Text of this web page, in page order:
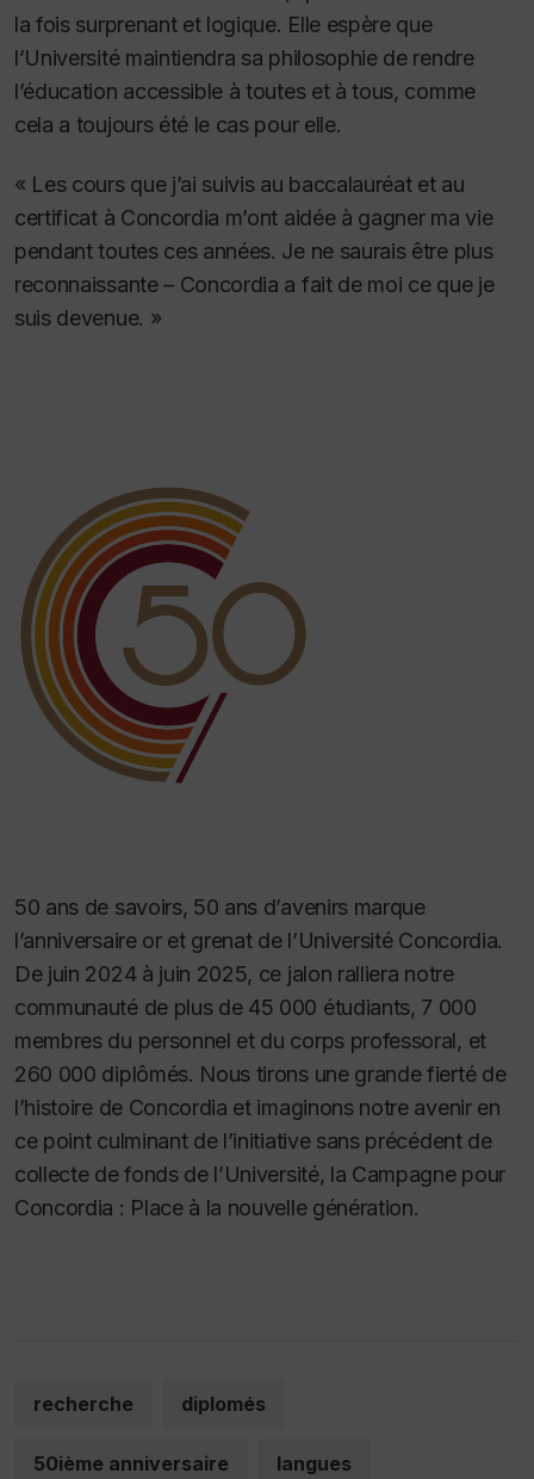
la fois surprenant et logique. Elle espère que
l’Université maintiendra sa philosophie de rendre
l’éducation accessible à toutes et à tous, comme
cela a toujours été le cas pour elle.
« Les cours que j’ai suivis au baccalauréat et au
certificat à Concordia m’ont aidée à gagner ma vie
pendant toutes ces années. Je ne saurais être plus
reconnaissante – Concordia a fait de moi ce que je
suis devenue. »
50 ans de savoirs, 50 ans d’avenirs marque
l’anniversaire or et grenat de l’Université Concordia.
De juin 2024 à juin 2025, ce jalon ralliera notre
communauté de plus de 45 000 étudiants, 7 000
membres du personnel et du corps professoral, et
260 000 diplômés. Nous tirons une grande fierté de
l’histoire de Concordia et imaginons notre avenir en
ce point culminant de l’initiative sans précédent de
collecte de fonds de l’Université, la Campagne pour
Concordia : Place à la nouvelle génération.
recherche diplomés
50ième anniversaire langues